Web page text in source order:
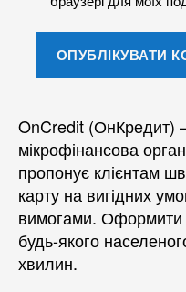
OnCredit (ОнКредит)
мікрофінансова
пропонує клієнтам
карту на вигідних
вимогами.
будь-якого
хвилин.